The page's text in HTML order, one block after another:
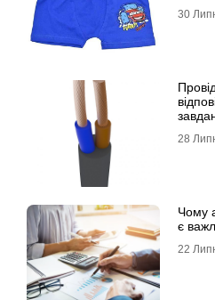
30
28
Чому
є
22